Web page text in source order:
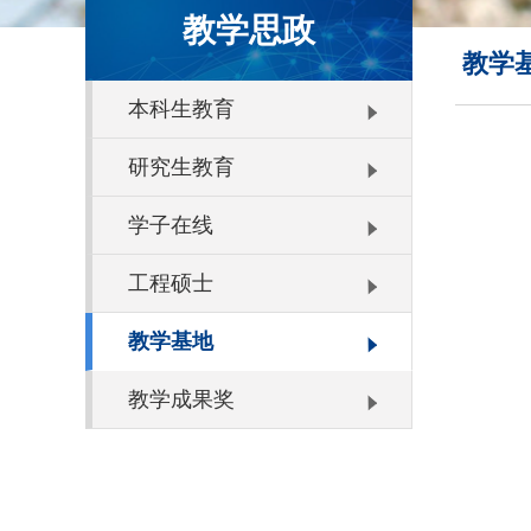
教学思政
本科生教育
研究生教育
学子在线
工程硕士
教学基地
教学成果奖
教学